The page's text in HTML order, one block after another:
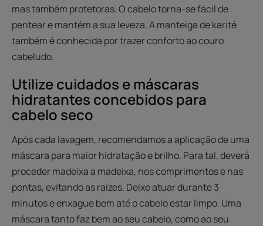
mas também protetoras. O cabelo torna-se fácil de
pentear e mantém a sua leveza. A manteiga de karité
também é conhecida por trazer conforto ao couro
cabeludo.
Utilize cuidados e máscaras
hidratantes concebidos para
cabelo seco
Após cada lavagem, recomendamos a aplicação de uma
máscara para maior hidratação e brilho. Para tal, deverá
proceder madeixa a madeixa, nos comprimentos e nas
pontas, evitando as raízes. Deixe atuar durante 3
minutos e enxague bem até o cabelo estar limpo. Uma
máscara tanto faz bem ao seu cabelo, como ao seu